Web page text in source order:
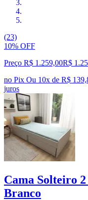
(23)
10% OFF
Preço R$ 1.259,00R$
no Pix Ou 10x de R$
juros
Cama Solteiro
Branco